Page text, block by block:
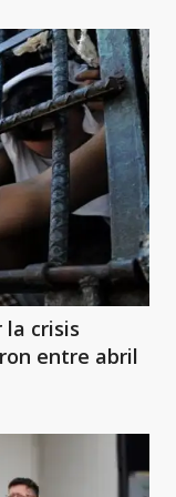
la crisis
entre abril